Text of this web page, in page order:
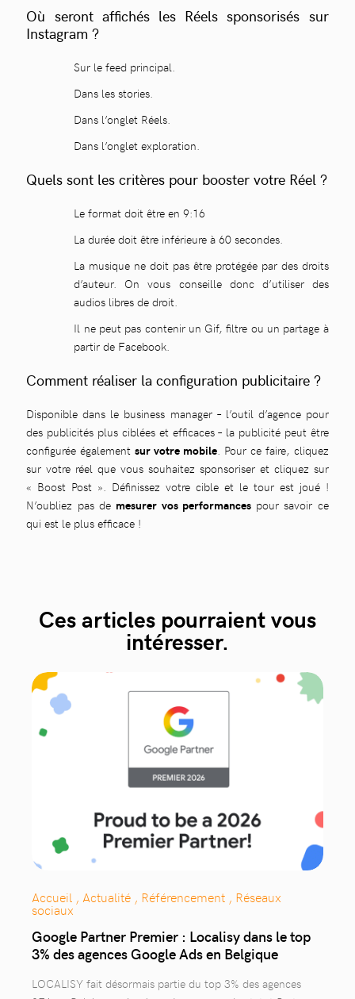
Où seront affichés les Réels sponsorisés sur
Instagram ?
Sur le feed principal.
Dans les stories.
Dans l’onglet Réels.
Dans l’onglet exploration.
Quels sont les critères pour booster votre Réel ?
Le format doit être en 9:16
La durée doit être inférieure à 60 secondes.
La musique ne doit pas être protégée par des droits
d’auteur. On vous conseille donc d’utiliser des
audios libres de droit.
Il ne peut pas contenir un Gif, filtre ou un partage à
partir de Facebook.
Comment réaliser la configuration publicitaire ?
Disponible dans le business manager – l’outil d’agence pour
des publicités plus ciblées et efficaces – la publicité peut être
configurée égalementsur votre mobile. Pour ce faire, cliquez
sur votre réel que vous souhaitez sponsoriser et cliquez sur
« Boost Post ». Définissez votre cible et le tour est joué !
N’oubliez pas de mesurer vos performancespour savoir ce
qui est le plus efficace !
Ces articles pourraient vous
intéresser.
Accueil , Actualité , Référencement , Réseaux
sociaux
Google Partner Premier : Localisy dans le top
3% des agences Google Ads en Belgique
LOCALISY fait désormais partie du top 3% des agences